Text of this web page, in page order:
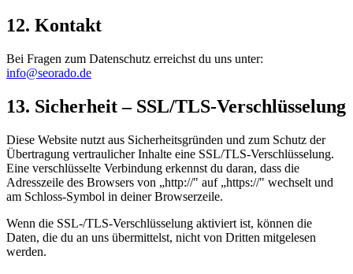
12. Kontakt
Bei Fragen zum Datenschutz erreichst du uns unter:
info@seorado.de
13. Sicherheit – SSL/TLS-Verschlüsselung
Diese Website nutzt aus Sicherheitsgründen und zum Schutz der
Übertragung vertraulicher Inhalte eine SSL/TLS-Verschlüsselung.
Eine verschlüsselte Verbindung erkennst du daran, dass die
Adresszeile des Browsers von „http://" auf „https://" wechselt und
am Schloss-Symbol in deiner Browserzeile.
Wenn die SSL-/TLS-Verschlüsselung aktiviert ist, können die
Daten, die du an uns übermittelst, nicht von Dritten mitgelesen
werden.